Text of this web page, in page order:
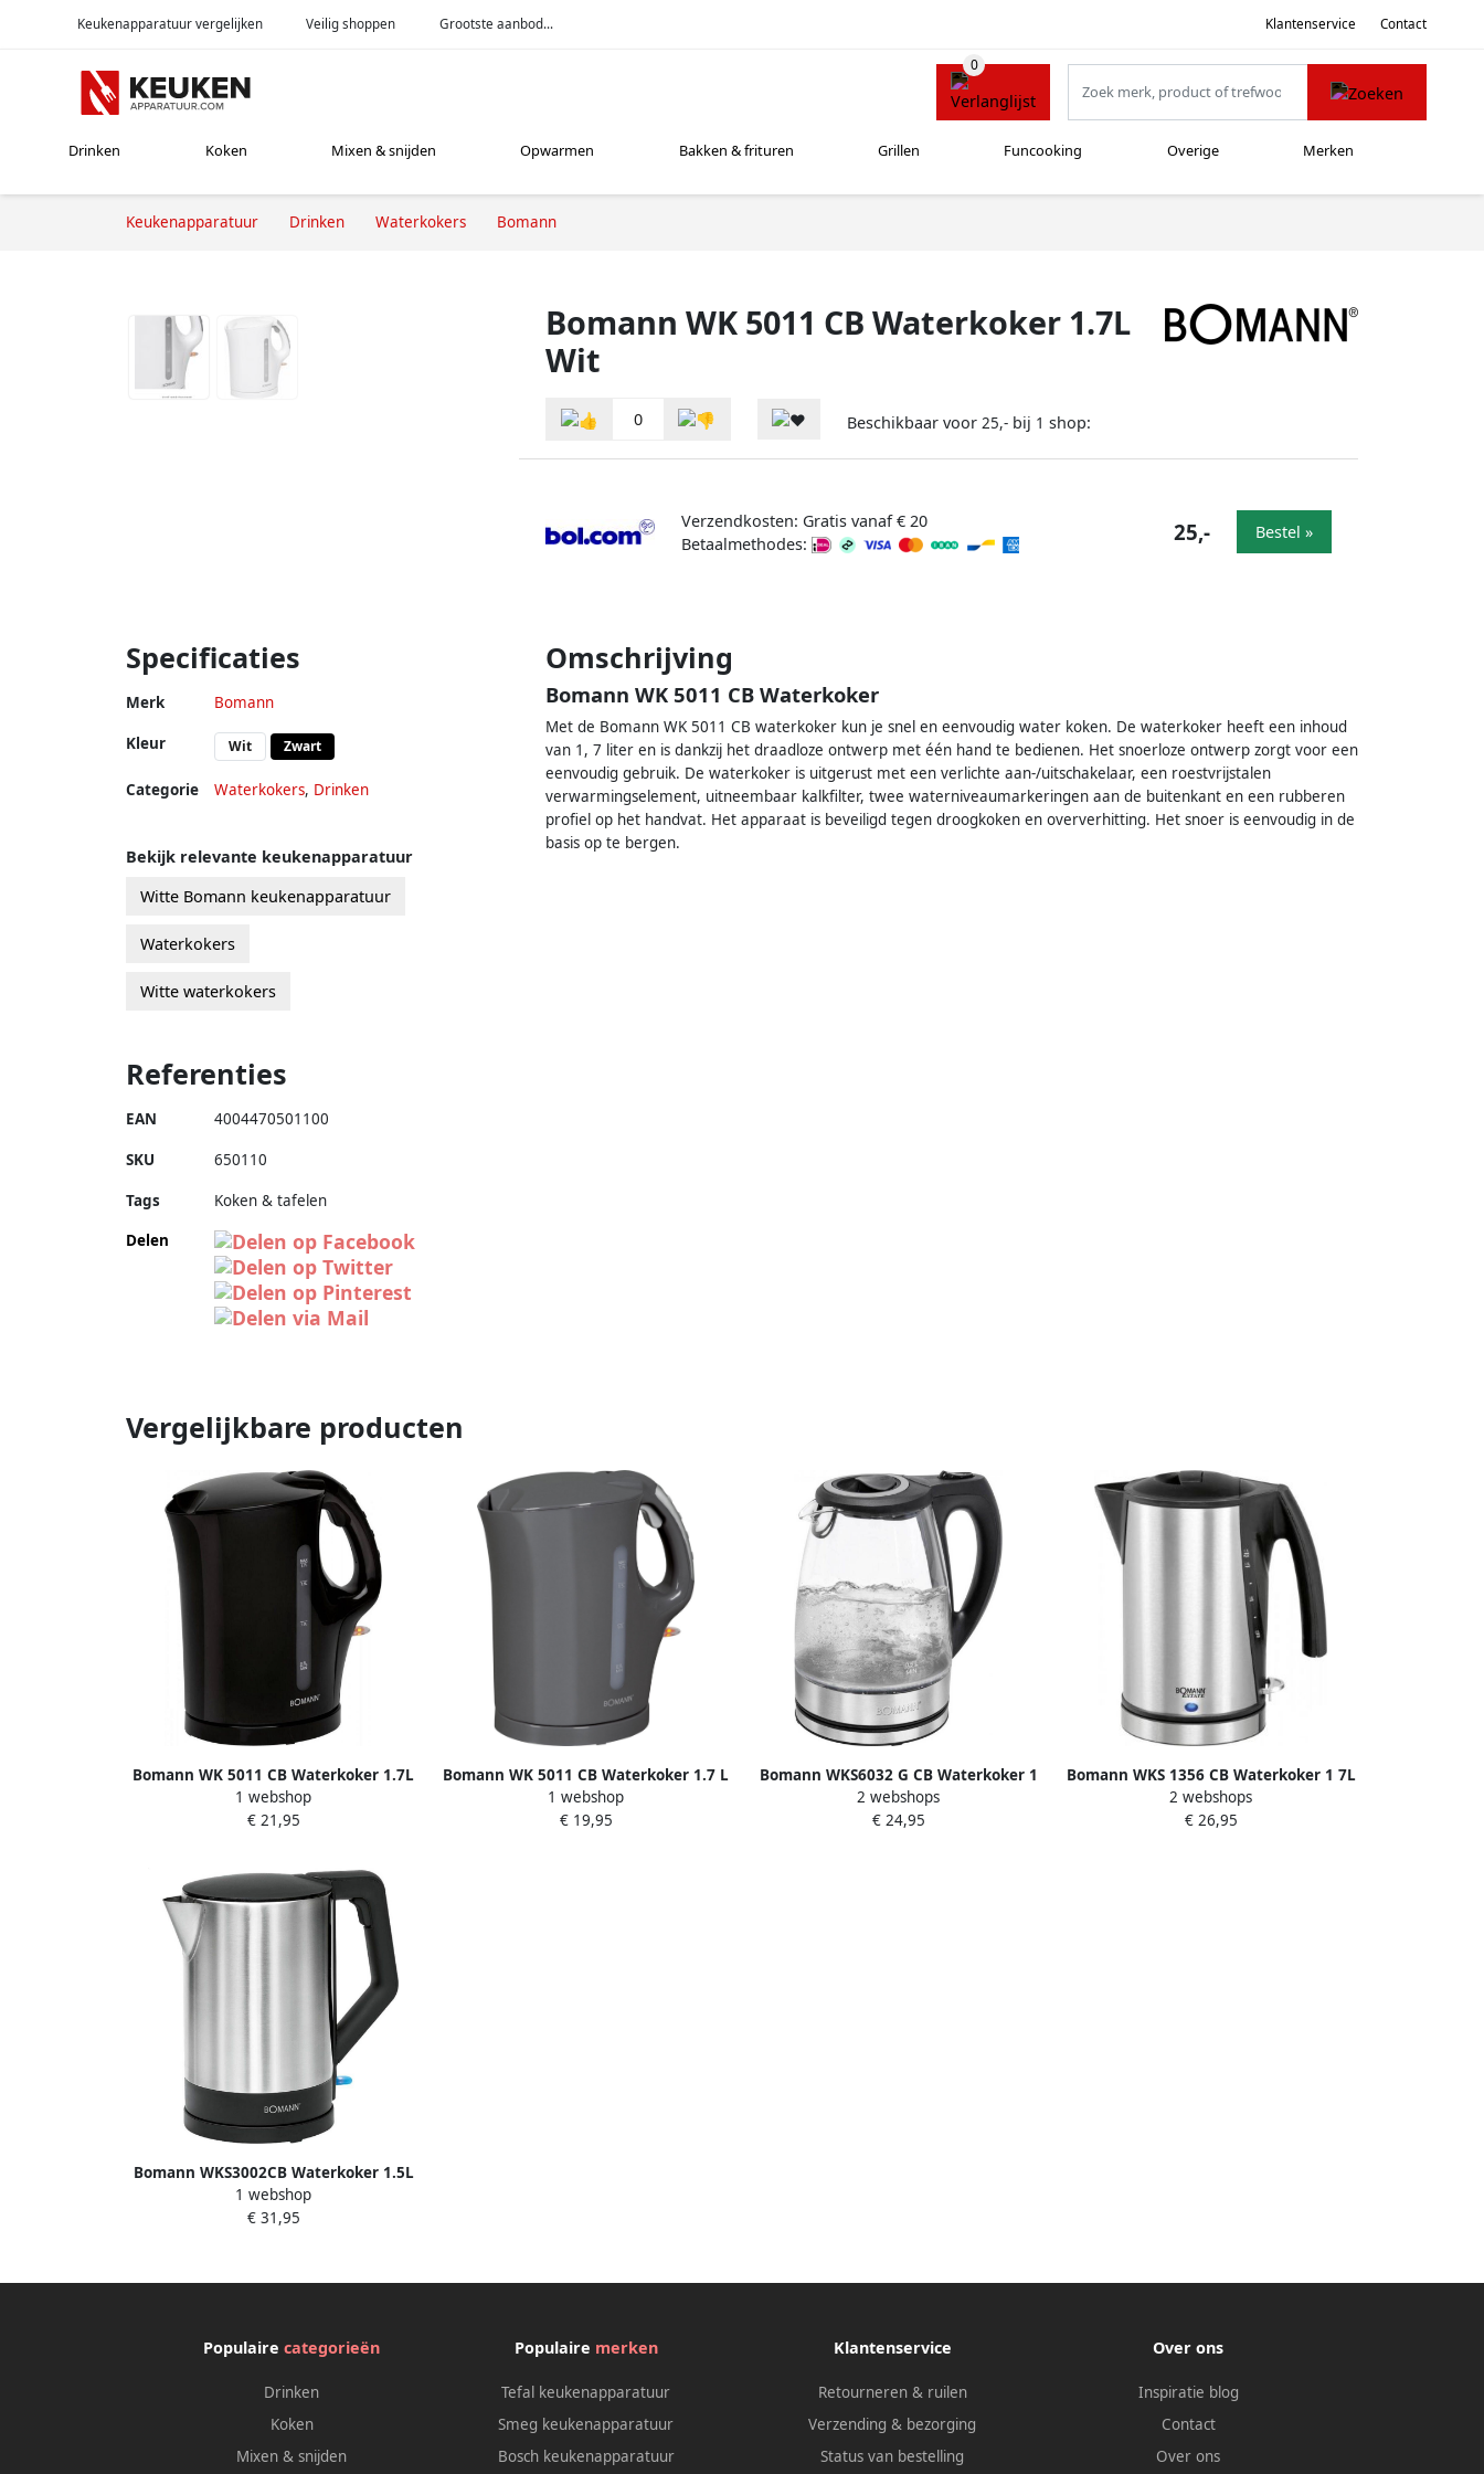
Keukenapparatuur vergelijken Veilig shoppen Grootste aanbod... Klantenservice Contact
Drinken Koken Mixen & snijden Opwarmen Bakken & frituren Grillen Funcooking Overige Merken
Keukenapparatuur Drinken Waterkokers Bomann
Bomann WK 5011 CB Waterkoker 1.7L
Wit
0 Beschikbaar voor 25,- bij 1 shop:
Verzendkosten: Gratis vanaf € 20
Betaalmethodes:
25,- Bestel »
Specificaties
Merk Bomann
Kleur Wit Zwart
Categorie Waterkokers, Drinken
Omschrijving
Bomann WK 5011 CB Waterkoker
Met de Bomann WK 5011 CB waterkoker kun je snel en eenvoudig water koken. De waterkoker heeft een inhoud
van 1, 7 liter en is dankzij het draadloze ontwerp met één hand te bedienen. Het snoerloze ontwerp zorgt voor een
eenvoudig gebruik. De waterkoker is uitgerust met een verlichte aan-/uitschakelaar, een roestvrijstalen
verwarmingselement, uitneembaar kalkfilter, twee waterniveaumarkeringen aan de buitenkant en een rubberen
profiel op het handvat. Het apparaat is beveiligd tegen droogkoken en oververhitting. Het snoer is eenvoudig in de
basis op te bergen.
Bekijk relevante keukenapparatuur
Witte Bomann keukenapparatuur
Waterkokers
Witte waterkokers
Referenties
EAN 4004470501100
SKU 650110
Tags
Koken & tafelen
Delen
Vergelijkbare producten
Bomann WK 5011 CB Waterkoker 1.7L
Zwart
1 webshop
€ 21,95
Bomann WK 5011 CB Waterkoker 1.7 L
Antraciet Grijs
1 webshop
€ 19,95
Bomann WKS6032 G CB Waterkoker 1
7L Glas
2 webshops
€ 24,95
Bomann WKS 1356 CB Waterkoker 1 7L
RVS
2 webshops
€ 26,95
Bomann WKS3002CB Waterkoker 1.5L
2200W RVS Zwart
1 webshop
€ 31,95
Populairecategorieën
Drinken
Koken
Mixen & snijden
Populaire merken
Tefal keukenapparatuur
Smeg keukenapparatuur
Bosch keukenapparatuur
Klantenservice
Retourneren & ruilen
Verzending & bezorging
Status van bestelling
Over ons
Inspiratie blog
Contact
Over ons